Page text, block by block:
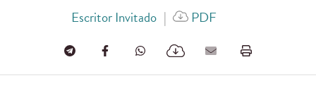
Escritor Invitado | PDF